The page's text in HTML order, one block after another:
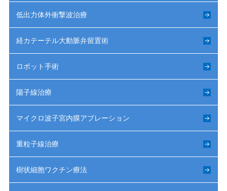
低出力体外衝撃波治療
経カテーテル大動脈弁留置術
ロボット手術
陽子線治療
マイクロ波子宮内膜アブレーション
重粒子線治療
樹状細胞ワクチン療法